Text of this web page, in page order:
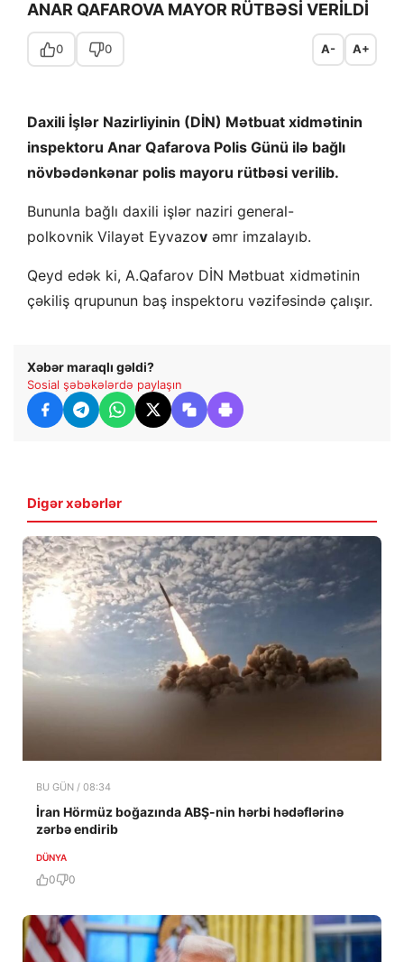
ANAR QAFAROVA MAYOR RÜTBƏSİ VERİLDİ
0 0 A- A+
Daxili İşlər Nazirliyinin (DİN) Mətbuat xidmətinin
inspektoru Anar Qafarova Polis Günü ilə bağlı
növbədənkənar polis mayoru rütbəsi verilib.
Bununla bağlı daxili işlər naziri general-
polkovnik Vilayət Eyvazov əmr imzalayıb.
Qeyd edək ki, A.Qafarov DİN Mətbuat xidmətinin
çəkiliş qrupunun baş inspektoru vəzifəsində çalışır.
Xəbər maraqlı gəldi?
Sosial şəbəkələrdə paylaşın
Digər xəbərlər
BU GÜN / 08:34
İran Hörmüz boğazında ABŞ-nin hərbi hədəflərinə
zərbə endirib
DÜNYA
0 0